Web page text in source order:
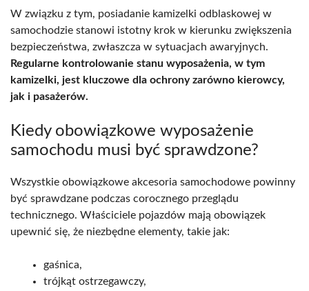
W związku z tym, posiadanie kamizelki odblaskowej w
samochodzie stanowi istotny krok w kierunku zwiększenia
bezpieczeństwa, zwłaszcza w sytuacjach awaryjnych.
Regularne kontrolowanie stanu wyposażenia, w tym
kamizelki, jest kluczowe dla ochrony zarówno kierowcy,
jak i pasażerów.
Kiedy obowiązkowe wyposażenie
samochodu musi być sprawdzone?
Wszystkie obowiązkowe akcesoria samochodowe powinny
być sprawdzane podczas corocznego przeglądu
technicznego. Właściciele pojazdów mają obowiązek
upewnić się, że niezbędne elementy, takie jak:
gaśnica,
trójkąt ostrzegawczy,